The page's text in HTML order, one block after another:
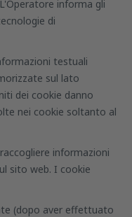
informa gli
di
testuali
sul lato
dei cookie danno
nei cookie soltanto al
informazioni
sito web. I cookie
(dopo aver effettuato